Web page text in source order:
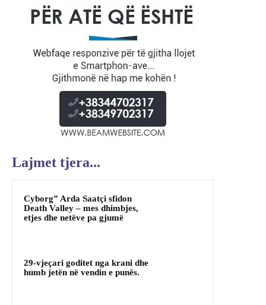
Lajmet tjera...
Cyborg” Arda Saatçi sfidon
Death Valley – mes dhimbjes,
etjes dhe netëve pa gjumë
29-vjeçari goditet nga krani dhe
humb jetën në vendin e punës.